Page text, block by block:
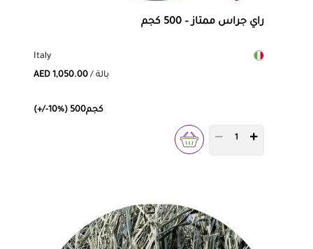
راي جراس ممتاز – 500 كجم
Italy
AED 1,050.00
/ بالة
(+/-10%) 500كجم
PRODUCT QUANTITY